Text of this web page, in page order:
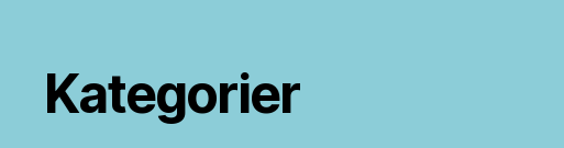
Kategorier